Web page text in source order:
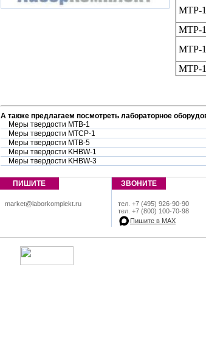
МТP-
МТP-
МТР-1
МТР-1
А также предлагаем посмотреть лабораторное
Меры твердости МТВ-1
Меры твердости МТСР-1
Меры твердости МТВ-5
Меры твердости KHBW-1
Меры твердости KHBW-3
ПИШИТЕ
market@laborkomplekt.ru
ЗВОНИТЕ
тел. +7 (495) 926-90-90
тел. +7 (800) 100-70-98
Пишите в МАХ